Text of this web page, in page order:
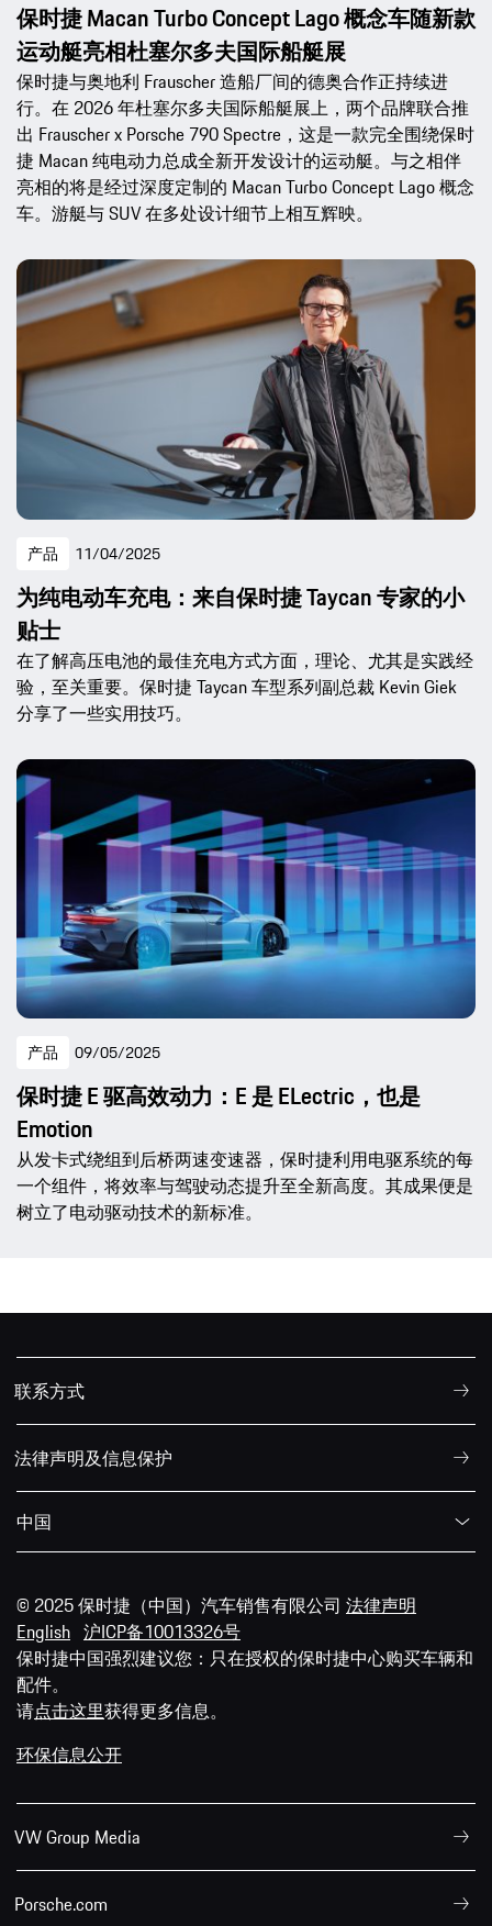
保时捷 Macan Turbo Concept Lago 概念车随新款
运动艇亮相杜塞尔多夫国际船艇展
保时捷与奥地利 Frauscher 造船厂间的德奥合作正持续进
行。在 2026 年杜塞尔多夫国际船艇展上，两个品牌联合推
出 Frauscher x Porsche 790 Spectre，这是一款完全围绕保时
捷 Macan 纯电动力总成全新开发设计的运动艇。与之相伴
亮相的将是经过深度定制的 Macan Turbo Concept Lago 概念
车。游艇与 SUV 在多处设计细节上相互辉映。
产品 11/04/2025
为纯电动车充电：来自保时捷 Taycan 专家的小
贴士
在了解高压电池的最佳充电方式方面，理论、尤其是实践经
验，至关重要。保时捷 Taycan 车型系列副总裁 Kevin Giek
分享了一些实用技巧。
产品 09/05/2025
保时捷 E 驱高效动力：E 是 ELectric，也是
Emotion
从发卡式绕组到后桥两速变速器，保时捷利用电驱系统的每
一个组件，将效率与驾驶动态提升至全新高度。其成果便是
树立了电动驱动技术的新标准。
联系方式
法律声明及信息保护
中国
© 2025 保时捷（中国）汽车销售有限公司 法律声明
English 沪ICP备10013326号
保时捷中国强烈建议您：只在授权的保时捷中心购买车辆和
配件。
请点击这里获得更多信息。
环保信息公开
VW Group Media
Porsche.com